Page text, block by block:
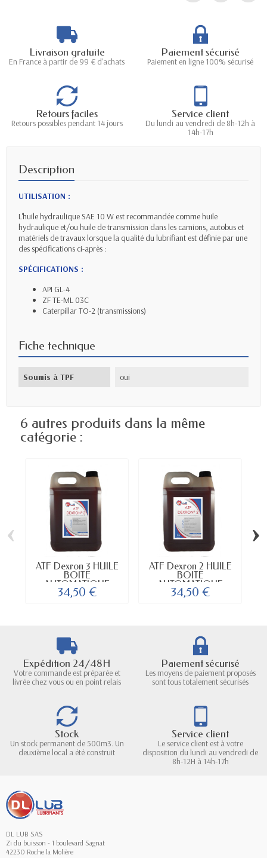
Livraison gratuite
En France à partir de 99 € d'achats
Paiement sécurisé
Paiement en ligne 100% sécurisé
Retours faciles
Retours possibles pendant 14 jours
Service client
Du lundi au vendredi de 8h-12h à
14h-17h
Description
UTILISATION :
L'huile hydraulique SAE 10 W est recommandée comme huile
hydraulique et/ou huile de transmission dans les camions, autobus et
matériels de travaux lorsque la qualité du lubrifiant est définie par une
des spécifications ci-après :
SPÉCIFICATIONS :
API GL-4
ZF TE-ML 03C
Caterpillar TO-2 (transmissions)
Fiche technique
Soumis à TPF oui
6 autres produits dans la même
catégorie :
ATF Dexron 3 HUILE
BOITE
AUTOMATIQUE
34,50 €
ATF Dexron 2 HUILE
BOITE
AUTOMATIQUE
34,50 €
‹ ›
Expédition 24/48H
Votre commande est préparée et
livrée chez vous ou en point relais
Paiement sécurisé
Les moyens de paiement proposés
sont tous totalement sécurisés
Stock
Un stock permanent de 500m3. Un
deuxième local a été construit
Service client
Le service client est à votre
disposition du lundi au vendredi de
8h-12H à 14h-17h
DL LUB SAS
Zi du buisson - 1 boulevard Sagnat
42230 Roche la Molière